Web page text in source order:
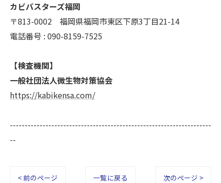
カビバスターズ福岡
〒813-0002 福岡県福岡市東区下原3丁目21-14
電話番号 : 090-8159-7525
【検査機関】
一般社団法人微生物対策協会
https://kabikensa.com/
--------------------------------------------------------------------
--
< 前のページ 一覧に戻る 次のページ >